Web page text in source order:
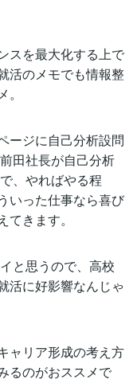
スを最大化する上で
活のメモでも情報整
ージに自己分析設問
田社長が自己分析
、やればやる程
いった仕事なら喜び
きます。
と思うので、高校
活に好影響なんじゃ
リア形成の考え方
るのがおススメで